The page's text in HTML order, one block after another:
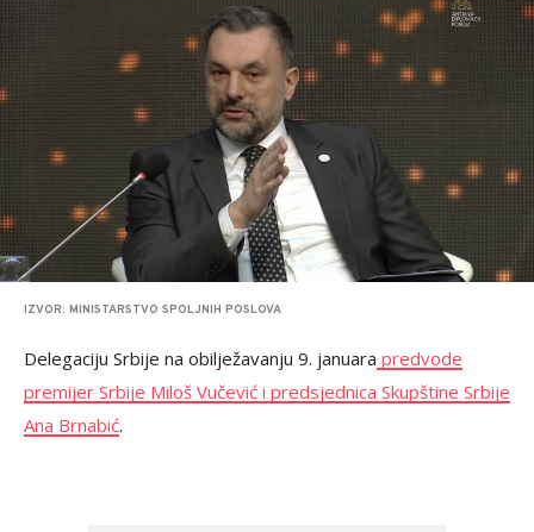
IZVOR: MINISTARSTVO SPOLJNIH POSLOVA
Delegaciju Srbije na obilježavanju 9. januara predvode
premijer Srbije Miloš Vučević i predsjednica Skupštine Srbije
Ana Brnabić.